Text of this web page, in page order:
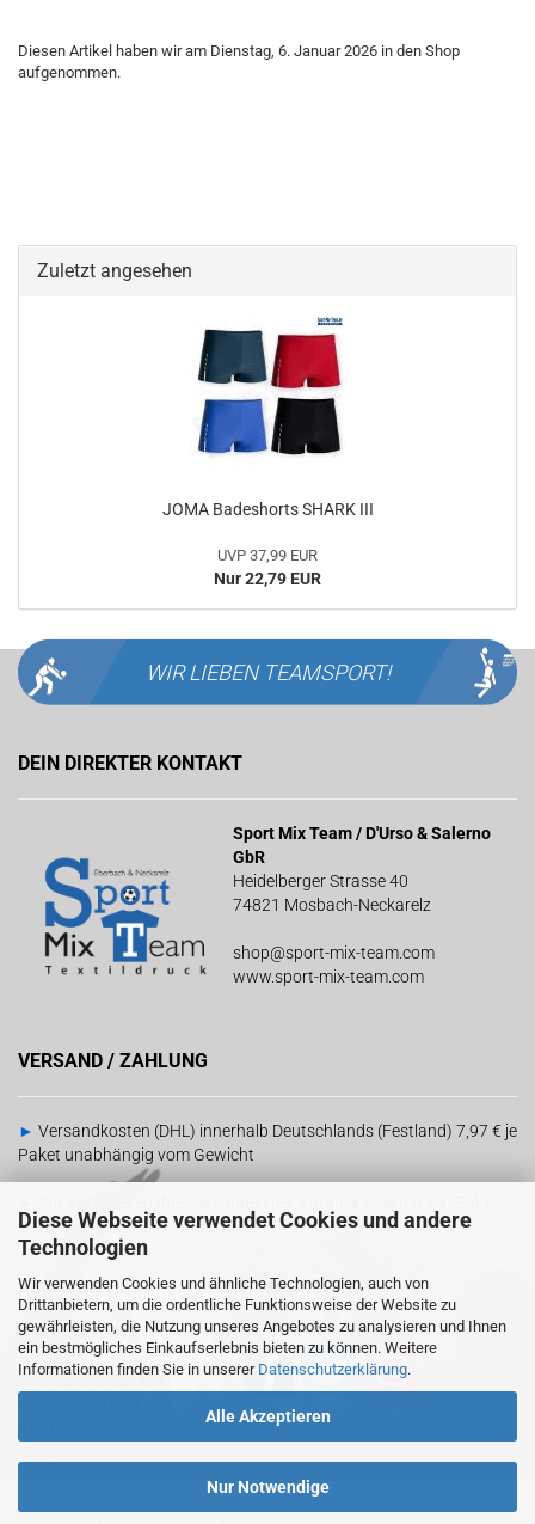
Diese Webseite verwendet Cookies und andere
Technologien
Wir verwenden Cookies und ähnliche Technologien, auch von
Drittanbietern, um die ordentliche Funktionsweise der Website zu
gewährleisten, die Nutzung unseres Angebotes zu analysieren und Ihnen
ein bestmögliches Einkaufserlebnis bieten zu können. Weitere
Informationen finden Sie in unserer Datenschutzerklärung.
Alle Akzeptieren
Nur Notwendige
Diesen Artikel haben wir am Dienstag, 6. Januar 2026 in den Shop
aufgenommen.
Zuletzt angesehen
JOMA Badeshorts SHARK III
UVP 37,99 EUR
Nur 22,79 EUR
WIR LIEBEN TEAMSPORT!
DEIN DIREKTER KONTAKT
Sport Mix Team / D'Urso & Salerno
GbR
Heidelberger Strasse 40
74821 Mosbach-Neckarelz
shop@sport-mix-team.com
www.sport-mix-team.com
VERSAND / ZAHLUNG
► Versandkosten (DHL) innerhalb Deutschlands (Festland) 7,97 € je
Paket unabhängig vom Gewicht
Barzahlung bei Abholung
RECHTLICHES
-AGB
-Versand & Zahlung
SOCIAL MEDIA
Sind wir schonmiteinander vernetzt?